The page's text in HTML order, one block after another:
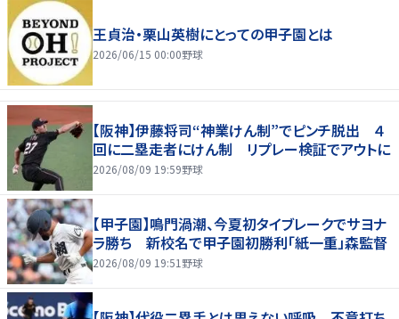
王貞治・栗山英樹にとっての甲子園とは
2026/06/15 00:00野球
【阪神】伊藤将司“神業けん制”でピンチ脱出 ４
回に二塁走者にけん制 リプレー検証でアウトに
2026/08/09 19:59野球
【甲子園】鳴門渦潮、今夏初タイブレークでサヨナ
ラ勝ち 新校名で甲子園初勝利「紙一重」森監督
2026/08/09 19:51 野球